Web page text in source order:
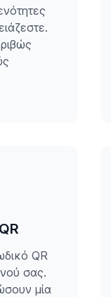
QR
σας.
μία